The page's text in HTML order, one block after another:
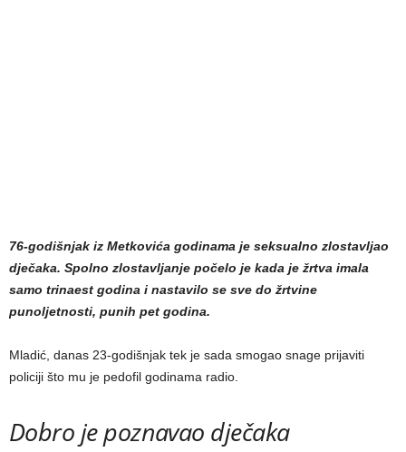
76-godišnjak iz Metkovića godinama je seksualno zlostavljao
dječaka. Spolno zlostavljanje počelo je kada je žrtva imala
samo trinaest godina i nastavilo se sve do žrtvine
punoljetnosti, punih pet godina.
Mladić, danas 23-godišnjak tek je sada smogao snage prijaviti
policiji što mu je pedofil godinama radio.
Dobro je poznavao dječaka